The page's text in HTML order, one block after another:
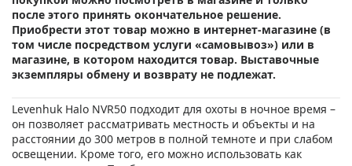
после этого принять окончательное решение.
Приобрести этот товар можно в интернет-магазине (в
том числе посредством услуги «самовывоз») или в
магазине, в котором находится товар. Выставочные
экземпляры обмену и возврату не подлежат.
Levenhuk Halo NVR50 подходит для охоты в ночное время –
он позволяет рассматривать местность и объекты и на
расстоянии до 300 метров в полной темноте и при слабом
освещении. Кроме того, его можно использовать как